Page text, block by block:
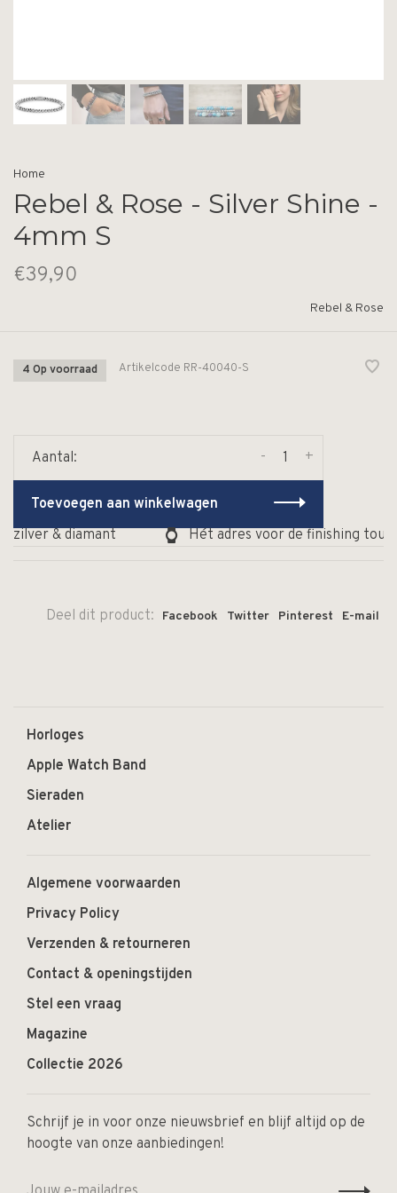
Home
Rebel & Rose - Silver Shine -
4mm S
€39,90
Rebel & Rose
4 Op voorraad Artikelcode RR-40040-S
Aantal: +
-
Toevoegen aan winkelwagen
zilver & diamant
Hét adres voor de finishing
Deel dit product: Facebook Twitter Pinterest E-mail
Horloges
Apple Watch Band
Sieraden
Atelier
Algemene voorwaarden
Privacy Policy
Verzenden & retourneren
Contact & openingstijden
Stel een vraag
Magazine
Collectie 2026
Schrijf je in voor onze nieuwsbrief en blijf altijd op de
hoogte van onze aanbiedingen!